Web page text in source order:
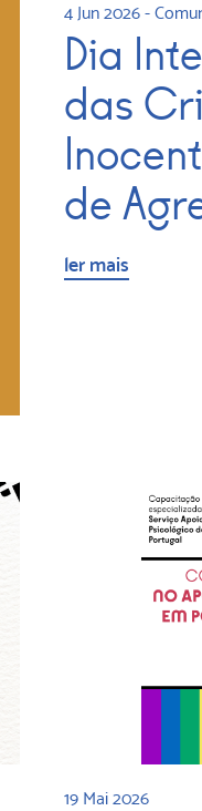
4 Jun 2026 -
Dia
das
de
ler mais
19 Mai 2026